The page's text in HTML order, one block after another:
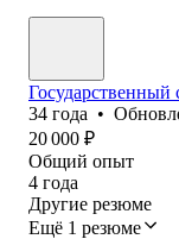
34 года •
20 000 ₽
Общий опыт
4 года
Другие резюме
Ещё 1 резюме